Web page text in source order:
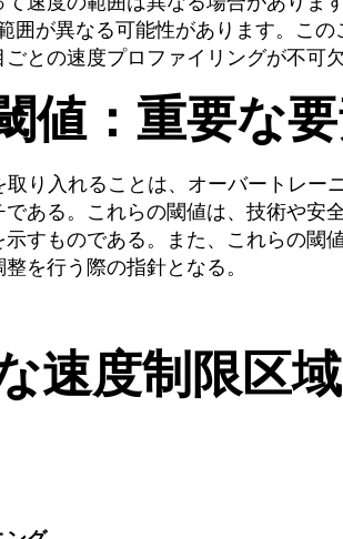
囲が異なる可能性があります。こ
との速度プロファイリングが不可
値：重要な
り入れることは、オーバートレー
ある。これらの閾値は、技術や安
すものである。また、これらの閾
を行う際の指針となる。
速度制限区